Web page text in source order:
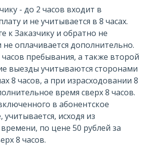
- до 2 часов входит в
и не учитывается в 8 часах.
к Заказчику и обратно не
не оплачивается дополнительно.
часов пребывания, а также второй
выезды учитываются сторонами
8 часов, а при израсходовании 8
время сверх 8 часов.
в абонентское
учитывается, исходя из
по цене 50 рублей за
8 часов.